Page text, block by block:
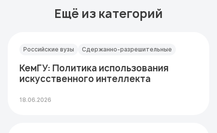
Ещё из категорий
Российские вузы Сдержанно-разрешительные
КемГУ: Политика использования
искусственного интеллекта
18.06.2026